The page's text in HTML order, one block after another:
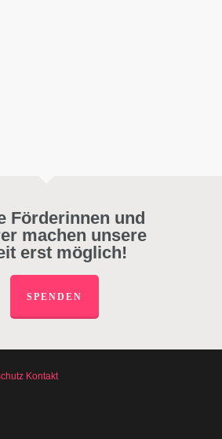
Förderinnen und
machen unsere
erst möglich!
SPENDEN
Kontakt